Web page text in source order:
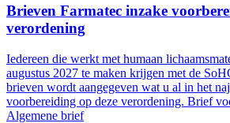
Brieven Farmatec inzake
verordening
Iedereen die werkt met humaan
augustus 2027 te maken krijgen met de
brieven wordt aangegeven wat u al in het
voorbereiding op deze verordening. Brief
Algemene brief